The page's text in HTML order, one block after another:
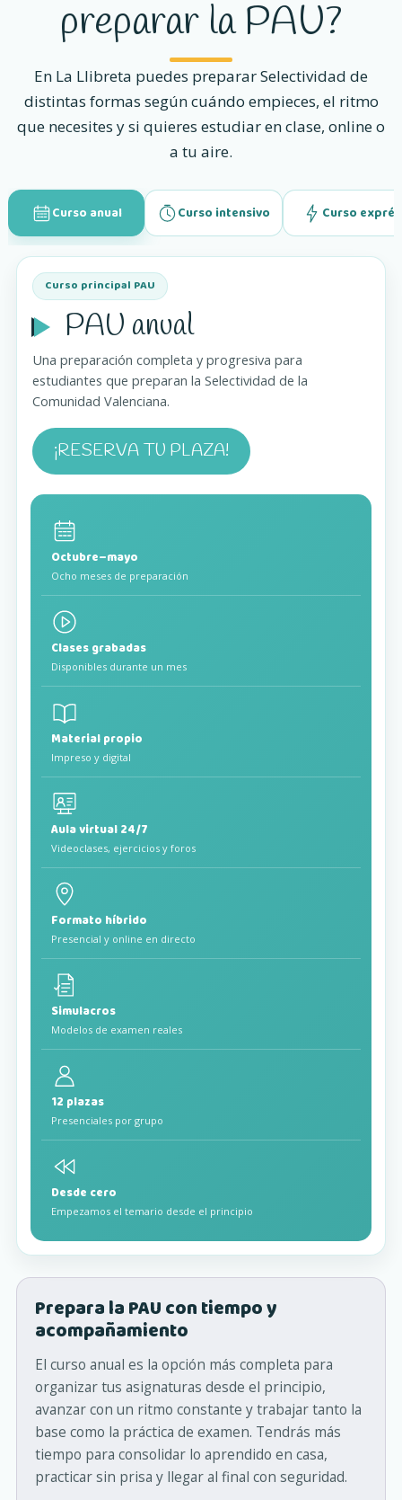
preparar la PAU?
En La Llibreta puedes preparar Selectividad de
distintas formas según cuándo empieces, el ritmo
que necesites y si quieres estudiar en clase, online o
a tu aire.
Curso anual Curso intensivo Curso exprés
Curso principal PAU
PAU anual
Una preparación completa y progresiva para
estudiantes que preparan la Selectividad de la
Comunidad Valenciana.
¡RESERVA TU PLAZA!
Octubre–mayo
Ocho meses de preparación
Clases grabadas
Disponibles durante un mes
Material propio
Impreso y digital
Aula virtual 24/7
Videoclases, ejercicios y foros
Formato híbrido
Presencial y online en directo
Simulacros
Modelos de examen reales
12 plazas
Presenciales por grupo
Desde cero
Empezamos el temario desde el principio
Prepara la PAU con tiempo y
acompañamiento
El curso anual es la opción más completa para
organizar tus asignaturas desde el principio,
avanzar con un ritmo constante y trabajar tanto la
base como la práctica de examen. Tendrás más
tiempo para consolidar lo aprendido en casa,
practicar sin prisa y llegar al final con seguridad.